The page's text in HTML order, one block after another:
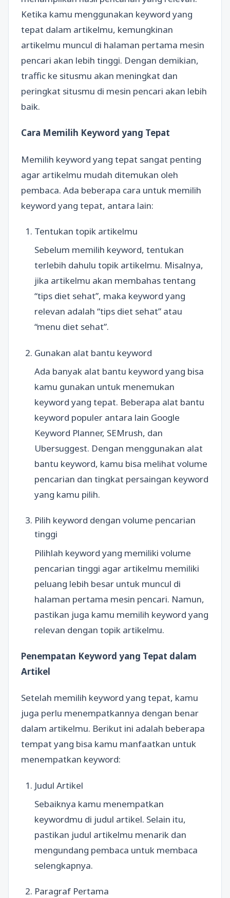
Ketika kamu menggunakan keyword yang
tepat dalam artikelmu, kemungkinan
artikelmu muncul di halaman pertama mesin
pencari akan lebih tinggi. Dengan demikian,
traffic ke situsmu akan meningkat dan
peringkat situsmu di mesin pencari akan lebih
baik.
Cara Memilih Keyword yang Tepat
Memilih keyword yang tepat sangat penting
agar artikelmu mudah ditemukan oleh
pembaca. Ada beberapa cara untuk memilih
keyword yang tepat, antara lain:
Tentukan topik artikelmu
Sebelum memilih keyword, tentukan
terlebih dahulu topik artikelmu. Misalnya,
jika artikelmu akan membahas tentang
“tips diet sehat”, maka keyword yang
relevan adalah “tips diet sehat” atau
“menu diet sehat”.
Gunakan alat bantu keyword
Ada banyak alat bantu keyword yang bisa
kamu gunakan untuk menemukan
keyword yang tepat. Beberapa alat bantu
keyword populer antara lain Google
Keyword Planner, SEMrush, dan
Ubersuggest. Dengan menggunakan alat
bantu keyword, kamu bisa melihat volume
pencarian dan tingkat persaingan keyword
yang kamu pilih.
Pilih keyword dengan volume pencarian
tinggi
Pilihlah keyword yang memiliki volume
pencarian tinggi agar artikelmu memiliki
peluang lebih besar untuk muncul di
halaman pertama mesin pencari. Namun,
pastikan juga kamu memilih keyword yang
relevan dengan topik artikelmu.
Penempatan Keyword yang Tepat dalam
Artikel
Setelah memilih keyword yang tepat, kamu
juga perlu menempatkannya dengan benar
dalam artikelmu. Berikut ini adalah beberapa
tempat yang bisa kamu manfaatkan untuk
menempatkan keyword:
Judul Artikel
Sebaiknya kamu menempatkan
keywordmu di judul artikel. Selain itu,
pastikan judul artikelmu menarik dan
mengundang pembaca untuk membaca
selengkapnya.
Paragraf Pertama